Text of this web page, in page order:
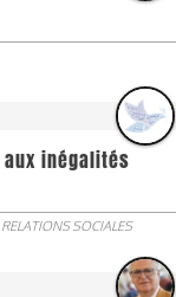
inégalités
RELATIONS SOCIALES